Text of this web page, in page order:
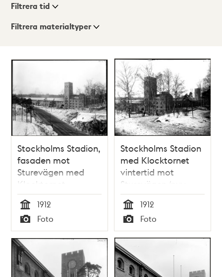
Visningsläge
Filtrera tid
Filtrera materialtyper
träffar
Stockholms Stadion,
fasaden mot
Sturevägen med
Klocktornet,
vintertid.
Tid
1912
Typ
Foto
Stockholms Stadion
med Klocktornet
vintertid mot
Sturevägen (nuv.
Lidingövägen).
Tid
1912
Typ
Foto